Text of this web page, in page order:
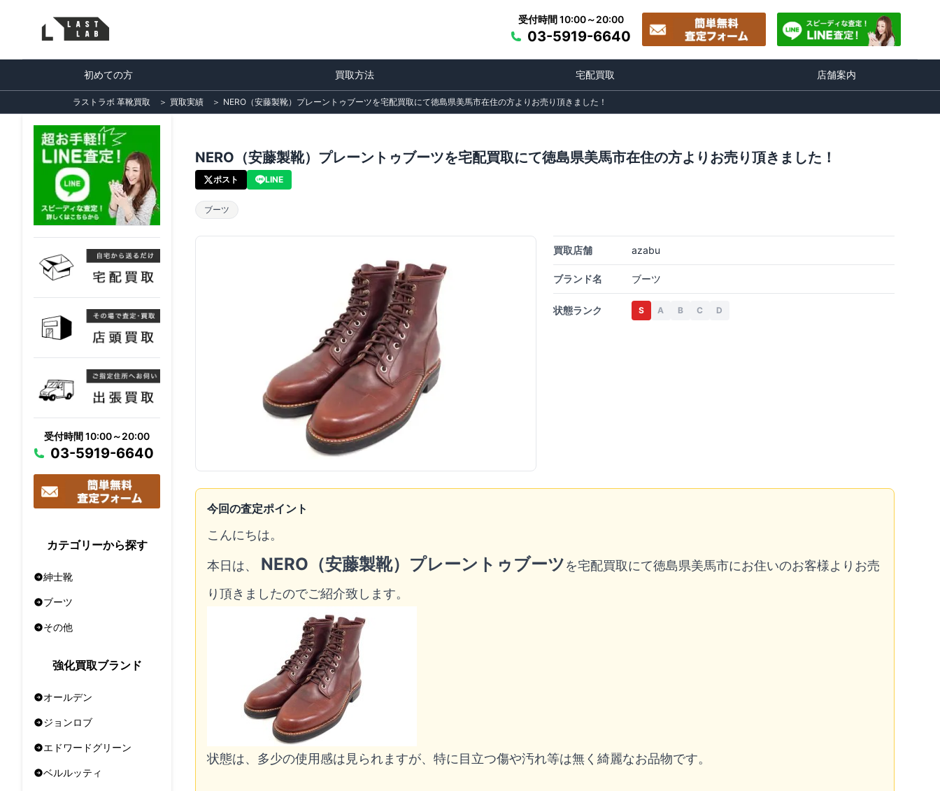
受付時間 10:00～20:00
03-5919-6640
初めての方 買取方法 宅配買取 店舗案内
ラストラボ 革靴買取 ＞ 買取実績 ＞ NERO（安藤製靴）プレーントゥブーツを宅配買取にて徳島県美馬市在住の方よりお売り頂きました！
受付時間 10:00～20:00
03-5919-6640
カテゴリーから探す
紳士靴
ブーツ
その他
強化買取ブランド
オールデン
ジョンロブ
エドワードグリーン
ベルルッティ
NERO（安藤製靴）プレーントゥブーツを宅配買取にて徳島県美馬市在住の方よりお売り頂きました！
ポスト LINE
ブーツ
買取店舗 azabu
ブランド名 ブーツ
状態ランク S A B C D
今回の査定ポイント
こんにちは。
本日は、 NERO（安藤製靴）プレーントゥブーツを宅配買取にて徳島県美馬市にお住いのお客様よりお売
り頂きましたのでご紹介致します。
状態は、多少の使用感は見られますが、特に目立つ傷や汚れ等は無く綺麗なお品物です。